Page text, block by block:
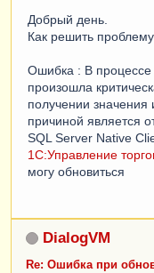
Добрый день.
Как решить
Ошибка : В
произошла
получении
причиной является
SQL Server Native
1С:Управление
могу обновиться
DialogVM
Re: Ошибка при